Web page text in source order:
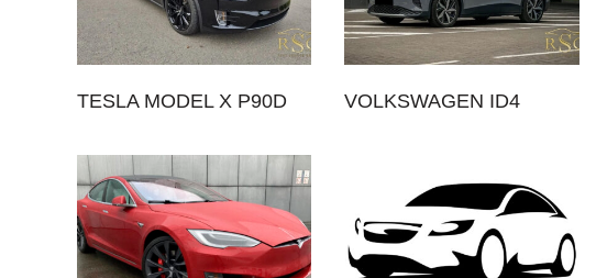
TESLA MODEL X P90D VOLKSWAGEN ID4